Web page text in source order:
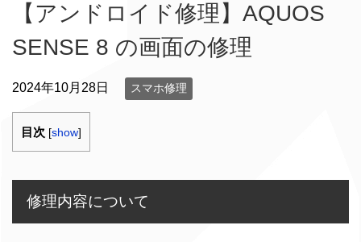
【アンドロイド修理】AQUOS
SENSE 8 の画面の修理
2024年10月28日 スマホ修理
目次 [show]
修理内容について